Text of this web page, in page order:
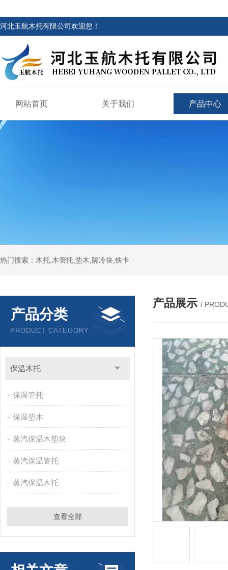
河北玉航木托有限公司欢迎您！
网站首页 关于我们 产品中心
热门搜索：木托,木管托,垫木,隔冷块,铁卡
产品分类
PRODUCT CATEGORY
保温木托
保温管托
保温垫木
蒸汽保温木垫块
蒸汽保温管托
蒸汽保温木托
查看全部
产品展示 /